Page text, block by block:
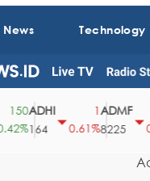
Technology
ADHI
164
0.61%
ADMF
8225
0.9%